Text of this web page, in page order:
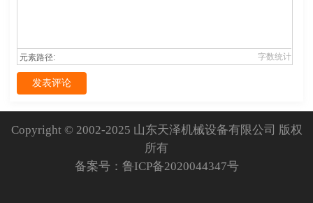
元素路径: 字数统计
发表评论
Copyright © 2002-2025 山东天泽机械设备有限公司 版权
所有
备案号： 鲁ICP备2020044347号